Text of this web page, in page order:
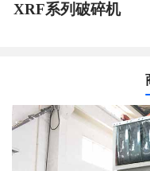
XRF系列破碎机